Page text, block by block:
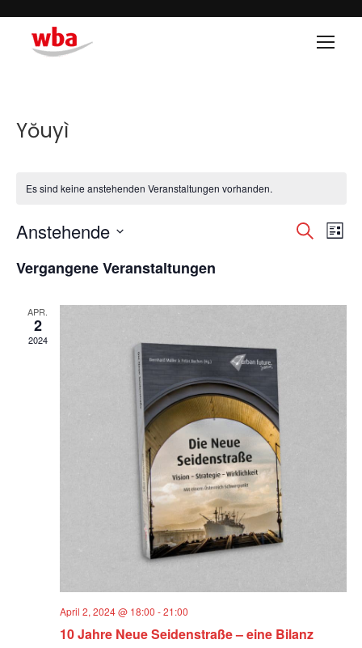
Yŏuyì
Es sind keine anstehenden Veranstaltungen vorhanden.
und
SUCHELISTE
Anstehende
wählen.
Vergangene Veranstaltungen
APR.
2
2024
April 2, 2024 @ 18:00 -21:00
10 Jahre Neue Seidenstraße – eine Bilanz